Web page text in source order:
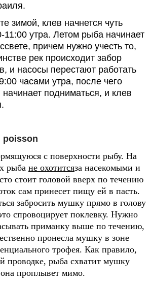
зимой, клев начнется чуть
11:00 утра. Летом рыба начинает
причем нужно учесть то,
рек происходит забор
и насосы перестают работать
часами утра, после чего
подниматься, и клев
poisson
с поверхности рыбу. На
рыба не охотитсяза насекомыми и
стоит головой вверх по течению
сам принесет пищу ей в пасть.
забросить мушку прямо в голову
спровоцирует поклевку. Нужно
приманку выше по течению,
пронесла мушку в зоне
трофея. Как правило,
проводке, рыба схватит мушку
проплывет мимо.